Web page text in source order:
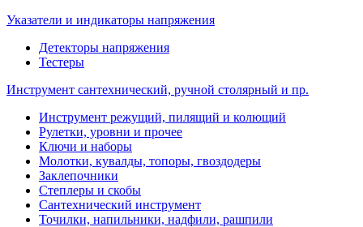
Указатели и индикаторы напряжения
Детекторы напряжения
Тестеры
Инструмент сантехнический, ручной столярный и пр.
Инструмент режущий, пилящий и колющий
Рулетки, уровни и прочее
Ключи и наборы
Молотки, кувалды, топоры, гвоздодеры
Заклепочники
Степлеры и скобы
Сантехнический инструмент
Точилки, напильники, надфили, рашпили